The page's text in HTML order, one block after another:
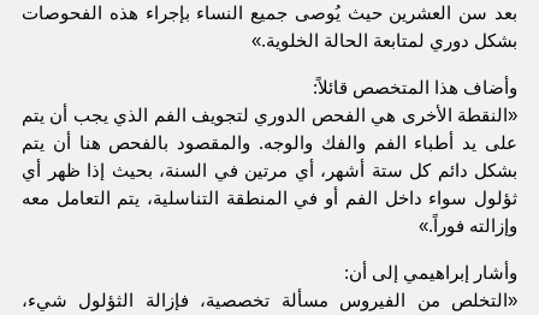
بعد سن العشرين حيث يُوصى جميع النساء بإجراء هذه الفحوصات
بشكل دوري لمتابعة الحالة الخلوية.»
وأضاف هذا المتخصص قائلاً:
«النقطة الأخرى هي الفحص الدوري لتجويف الفم الذي يجب أن يتم
على يد أطباء الفم والفك والوجه. والمقصود بالفحص هنا أن يتم
بشكل دائم كل ستة أشهر، أي مرتين في السنة، بحيث إذا ظهر أي
ثؤلول سواء داخل الفم أو في المنطقة التناسلية، يتم التعامل معه
وإزالته فوراً.»
وأشار إبراهيمي إلى أن:
«التخلص من الفيروس مسألة تخصصية، فإزالة الثؤلول شيء،